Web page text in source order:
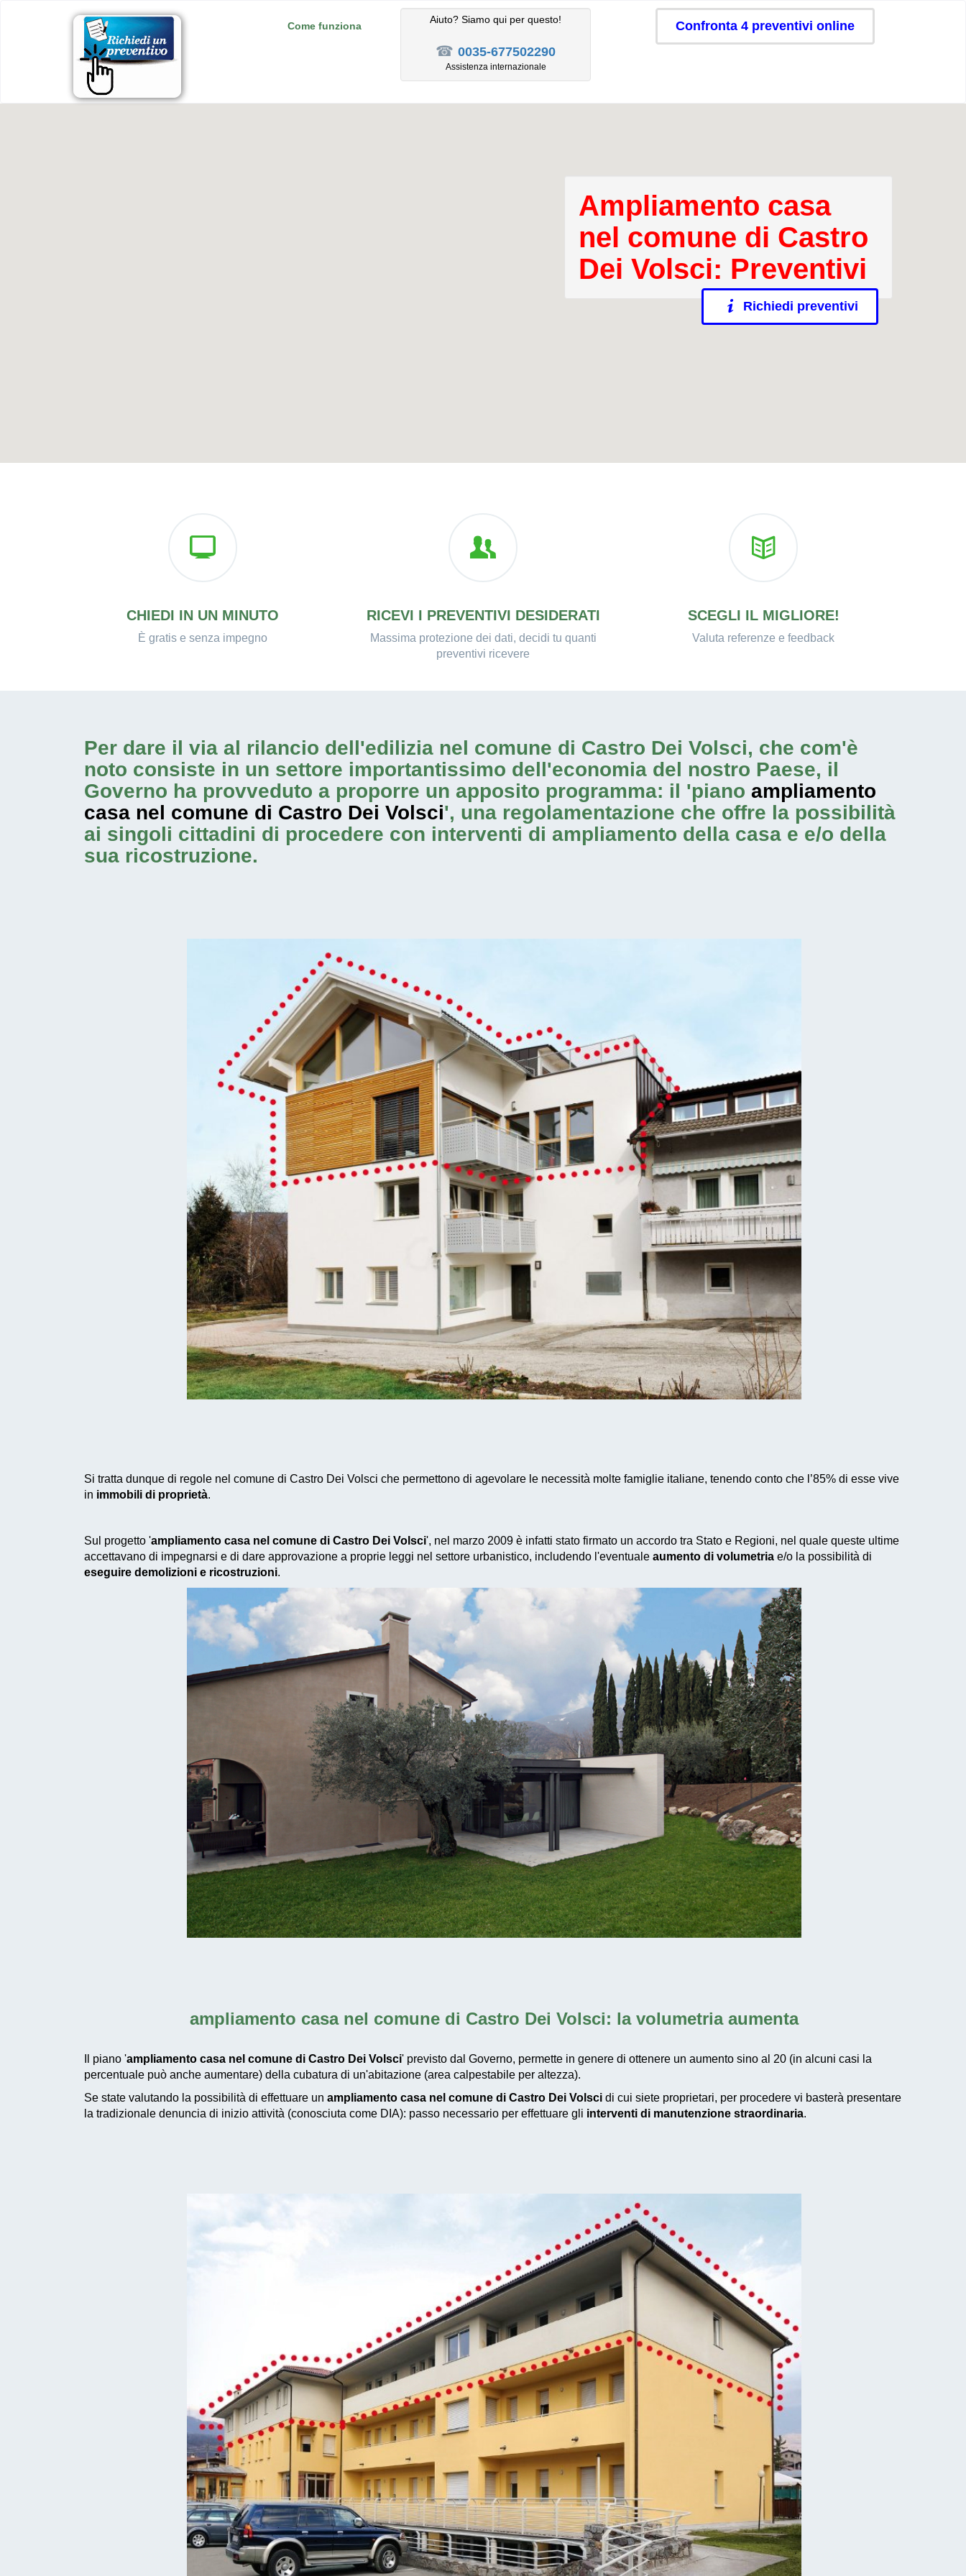
Come funziona
Aiuto? Siamo qui per questo!
☎ 0035-677502290
Assistenza internazionale
Confronta 4 preventivi online
Ampliamento casa
nel comune di Castro
Dei Volsci: Preventivi
Richiedi preventivi
CHIEDI IN UN MINUTO
È gratis e senza impegno
RICEVI I PREVENTIVI DESIDERATI
Massima protezione dei dati, decidi tu quanti
preventivi ricevere
SCEGLI IL MIGLIORE!
Valuta referenze e feedback
Per dare il via al rilancio dell'edilizia nel comune di Castro Dei Volsci, che com'è
noto consiste in un settore importantissimo dell'economia del nostro Paese, il
Governo ha provveduto a proporre un apposito programma: il 'piano ampliamento
casa nel comune di Castro Dei Volsci', una regolamentazione che offre la possibilità
ai singoli cittadini di procedere con interventi di ampliamento della casa e e/o della
sua ricostruzione.
Si tratta dunque di regole nel comune di Castro Dei Volsci che permettono di agevolare le necessità molte famiglie italiane, tenendo conto che l’85% di esse vive
in immobili di proprietà.
Sul progetto 'ampliamento casa nel comune di Castro Dei Volsci', nel marzo 2009 è infatti stato firmato un accordo tra Stato e Regioni, nel quale queste ultime
accettavano di impegnarsi e di dare approvazione a proprie leggi nel settore urbanistico, includendo l'eventuale aumento di volumetria e/o la possibilità di
eseguire demolizioni e ricostruzioni.
ampliamento casa nel comune di Castro Dei Volsci: la volumetria aumenta
Il piano 'ampliamento casa nel comune di Castro Dei Volsci' previsto dal Governo, permette in genere di ottenere un aumento sino al 20 (in alcuni casi la
percentuale può anche aumentare) della cubatura di un'abitazione (area calpestabile per altezza).
Se state valutando la possibilità di effettuare un ampliamento casa nel comune di Castro Dei Volsci di cui siete proprietari, per procedere vi basterà presentare
la tradizionale denuncia di inizio attività (conosciuta come DIA): passo necessario per effettuare gli interventi di manutenzione straordinaria.